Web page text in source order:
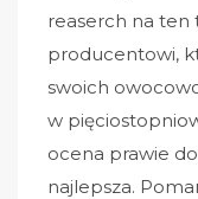
reaserch na ten
producentowi,
swoich
w
ocena prawie
najlepsza.